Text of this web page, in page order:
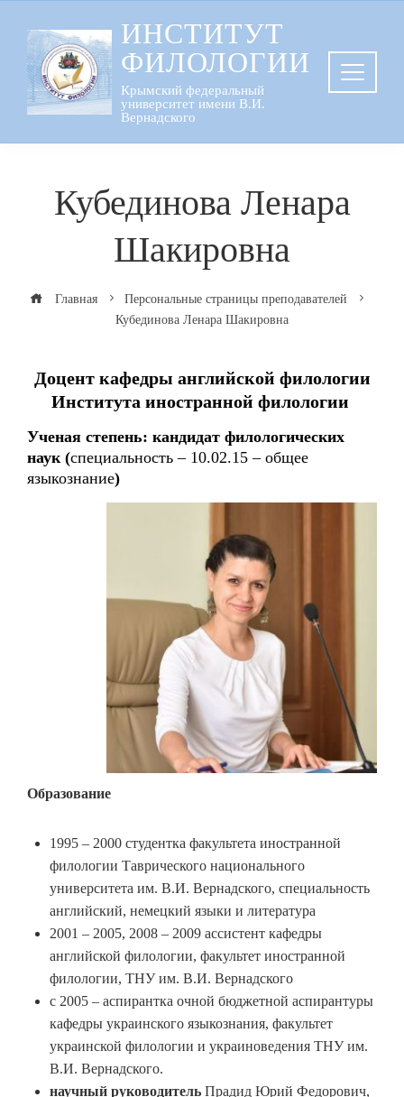
содержанию
ИНСТИТУТ
ФИЛОЛОГИИ
Крымский федеральный
университет имени В.И.
Вернадского
Кубединова Ленара
Шакировна
Главная
Персональные страницы преподавателей
Кубединова Ленара Шакировна
Доцент кафедры английской филологии
Института иностранной филологии
Ученая степень: кандидат филологических
наук (специальность – 10.02.15 – общее
языкознание)
Образование
1995 – 2000 студентка факультета иностранной
филологии Таврического национального
университета им. В.И. Вернадского, специальность
английский, немецкий языки и литература
2001 – 2005, 2008 – 2009 ассистент кафедры
английской филологии, факультет иностранной
филологии, ТНУ им. В.И. Вернадского
с 2005 – аспирантка очной бюджетной аспирантуры
кафедры украинского языкознания, факультет
украинской филологии и украиноведения ТНУ им.
В.И. Вернадского.
научный руководитель Прадид Юрий Федорович,